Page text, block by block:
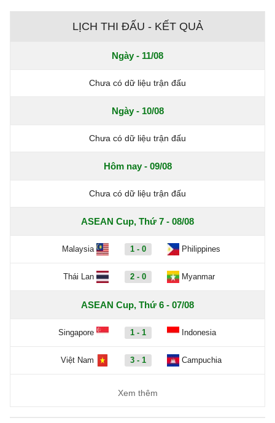
LỊCH THI ĐẤU - KẾT QUẢ
Ngày - 11/08
Chưa có dữ liệu trận đấu
Ngày - 10/08
Chưa có dữ liệu trận đấu
Hôm nay - 09/08
Chưa có dữ liệu trận đấu
ASEAN Cup, Thứ 7 - 08/08
Malaysia 1 - 0 Philippines
Thái Lan 2 - 0 Myanmar
ASEAN Cup, Thứ 6 - 07/08
Singapore 1 - 1 Indonesia
Việt Nam 3 - 1 Campuchia
Xem thêm